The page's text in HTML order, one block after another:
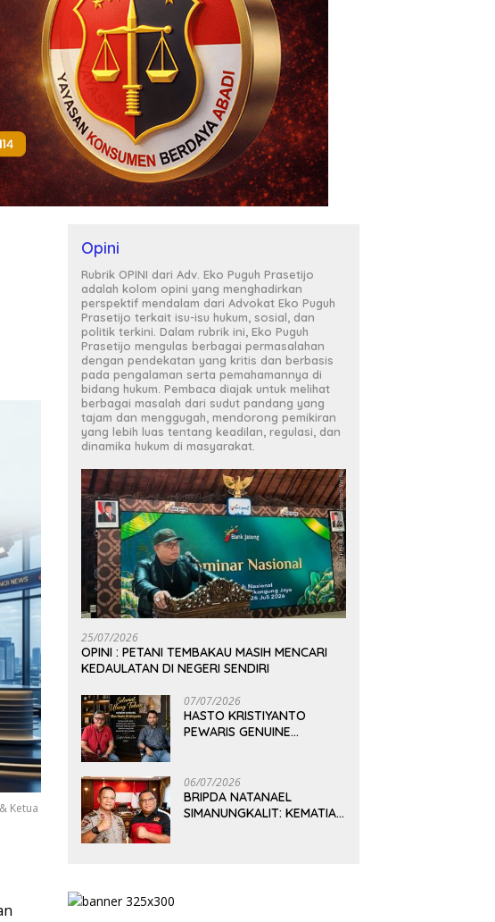
Ketua
Opini
Rubrik OPINI dari Adv. Eko Puguh Prasetijo
adalah kolom opini yang menghadirkan
perspektif mendalam dari Advokat Eko Puguh
Prasetijo terkait isu-isu hukum, sosial, dan
politik terkini. Dalam rubrik ini, Eko Puguh
Prasetijo mengulas berbagai permasalahan
dengan pendekatan yang kritis dan berbasis
pada pengalaman serta pemahamannya di
bidang hukum. Pembaca diajak untuk melihat
berbagai masalah dari sudut pandang yang
tajam dan menggugah, mendorong pemikiran
yang lebih luas tentang keadilan, regulasi, dan
dinamika hukum di masyarakat.
25/07/2026
OPINI : PETANI TEMBAKAU MASIH MENCARI
KEDAULATAN DI NEGERI SENDIRI
07/07/2026
HASTO KRISTIYANTO
PEWARIS GENUINE
06/07/2026
BRIPDA NATANAEL
SIMANUNGKALIT: KEMATIAN